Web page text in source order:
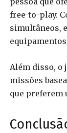
free-to-play.
simultâneos,
Além disso, o
missões
que preferem